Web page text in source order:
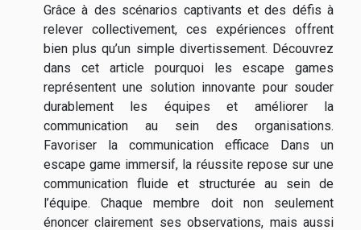
Grâce à des scénarios captivants et des défis à
relever collectivement, ces expériences offrent
bien plus qu’un simple divertissement. Découvrez
dans cet article pourquoi les escape games
représentent une solution innovante pour souder
durablement les équipes et améliorer la
communication au sein des organisations.
Favoriser la communication efficace Dans un
escape game immersif, la réussite repose sur une
communication fluide et structurée au sein de
l’équipe. Chaque membre doit non seulement
énoncer clairement ses observations, mais aussi